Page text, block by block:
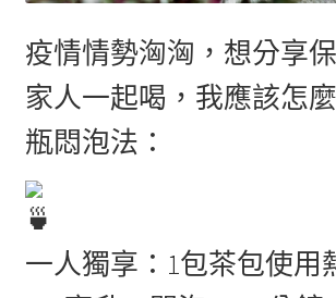
疫情情勢洶洶，想分享
家人一起喝，我應該怎
瓶悶泡法：
一人獨享：1包茶包使用